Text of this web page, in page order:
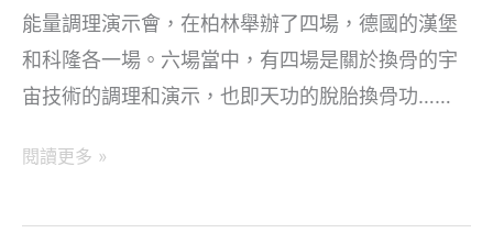
能量調理演示會，在柏林舉辦了四場，德國的漢堡
和科隆各一場。六場當中，有四場是關於換骨的宇
宙技術的調理和演示，也即天功的脫胎換骨功……
將
閱讀更多 »